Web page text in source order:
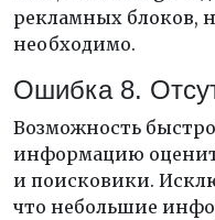
рекламных блоков,
необходимо.
Ошибка 8.
Возможность
информацию оценит
и поисковики.
что небольшие